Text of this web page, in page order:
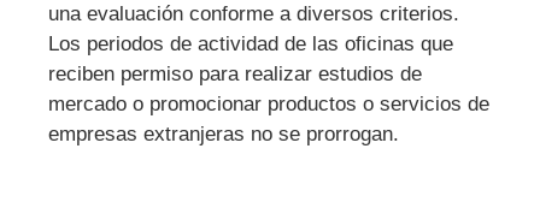
una evaluación conforme a diversos criterios.
Los periodos de actividad de las oficinas que
reciben permiso para realizar estudios de
mercado o promocionar productos o servicios de
empresas extranjeras no se prorrogan.